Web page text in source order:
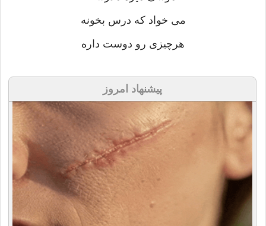
می خواد که درس بخونه
هرچیزی رو دوست داره
پیشنهاد امروز